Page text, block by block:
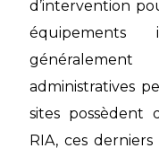
d’intervention
équipements
administratives
sites possèdent
RIA, ces